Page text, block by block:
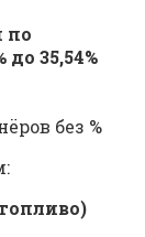
по
35,54%
без %